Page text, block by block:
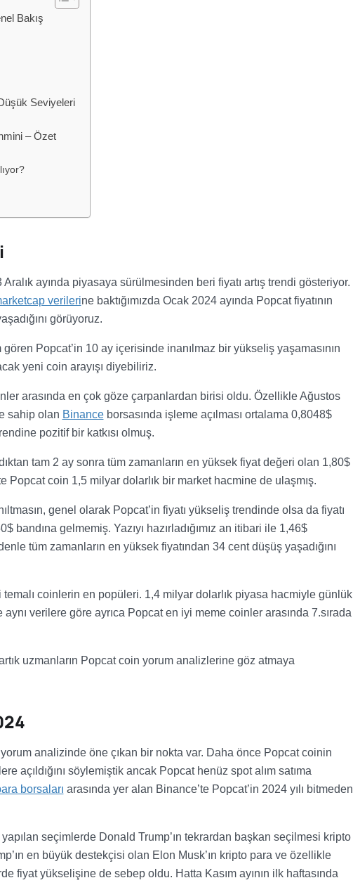
Bakış
Seviyeleri
– Özet
Aralık ayında piyasaya sürülmesinden beri fiyatı artış trendi gösteriyor.
verilerine baktığımızda Ocak 2024 ayında Popcat fiyatının
görüyoruz.
Popcat’in 10 ay içerisinde inanılmaz bir yükseliş yaşamasının
yeni coin arayışı diyebiliriz.
arasında en çok göze çarpanlardan birisi oldu. Özellikle Ağustos
sahip olan Binanceborsasında işleme açılması ortalama 0,8048$
pozitif bir katkısı olmuş.
tam 2 ay sonra tüm zamanların en yüksek fiyat değeri olan 1,80$
Popcat coin 1,5 milyar dolarlık bir market hacmine de ulaşmış.
genel olarak Popcat’in fiyatı yükseliş trendinde olsa da fiyatı
bandına gelmemiş. Yazıyı hazırladığımız an itibari ile 1,46$
tüm zamanların en yüksek fiyatından 34 cent düşüş yaşadığını
coinlerin en popüleri. 1,4 milyar dolarlık piyasa hacmiyle günlük
verilere göre ayrıca Popcaten iyi meme coinlerarasında 7.sırada
uzmanların Popcat coin yorum analizlerine göz atmaya
yorum analizinde öne çıkan bir nokta var. Daha önce Popcat coinin
açıldığını söylemiştik ancak Popcat henüz spot alım satıma
borsaları arasında yer alan Binance’te Popcat’in 2024 yılı bitmeden
yapılan seçimlerde Donald Trump’ın tekrardan başkan seçilmesi kripto
en büyük destekçisi olan Elon Musk’ın kripto para ve özellikle
fiyat yükselişine de sebep oldu. Hatta Kasım ayının ilk haftasında